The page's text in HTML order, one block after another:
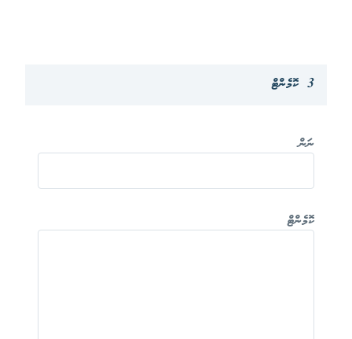
3 ކޮމެންޓް
ނަން
ކޮމެންޓް